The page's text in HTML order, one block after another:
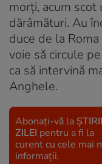
morţi, acum
dărâmături. Au
duce de la
voie să circule
ca să intervină
Anghele.
Abonați-vă la
ZILEI pentru a fi la
curent cu cele mai
informații.